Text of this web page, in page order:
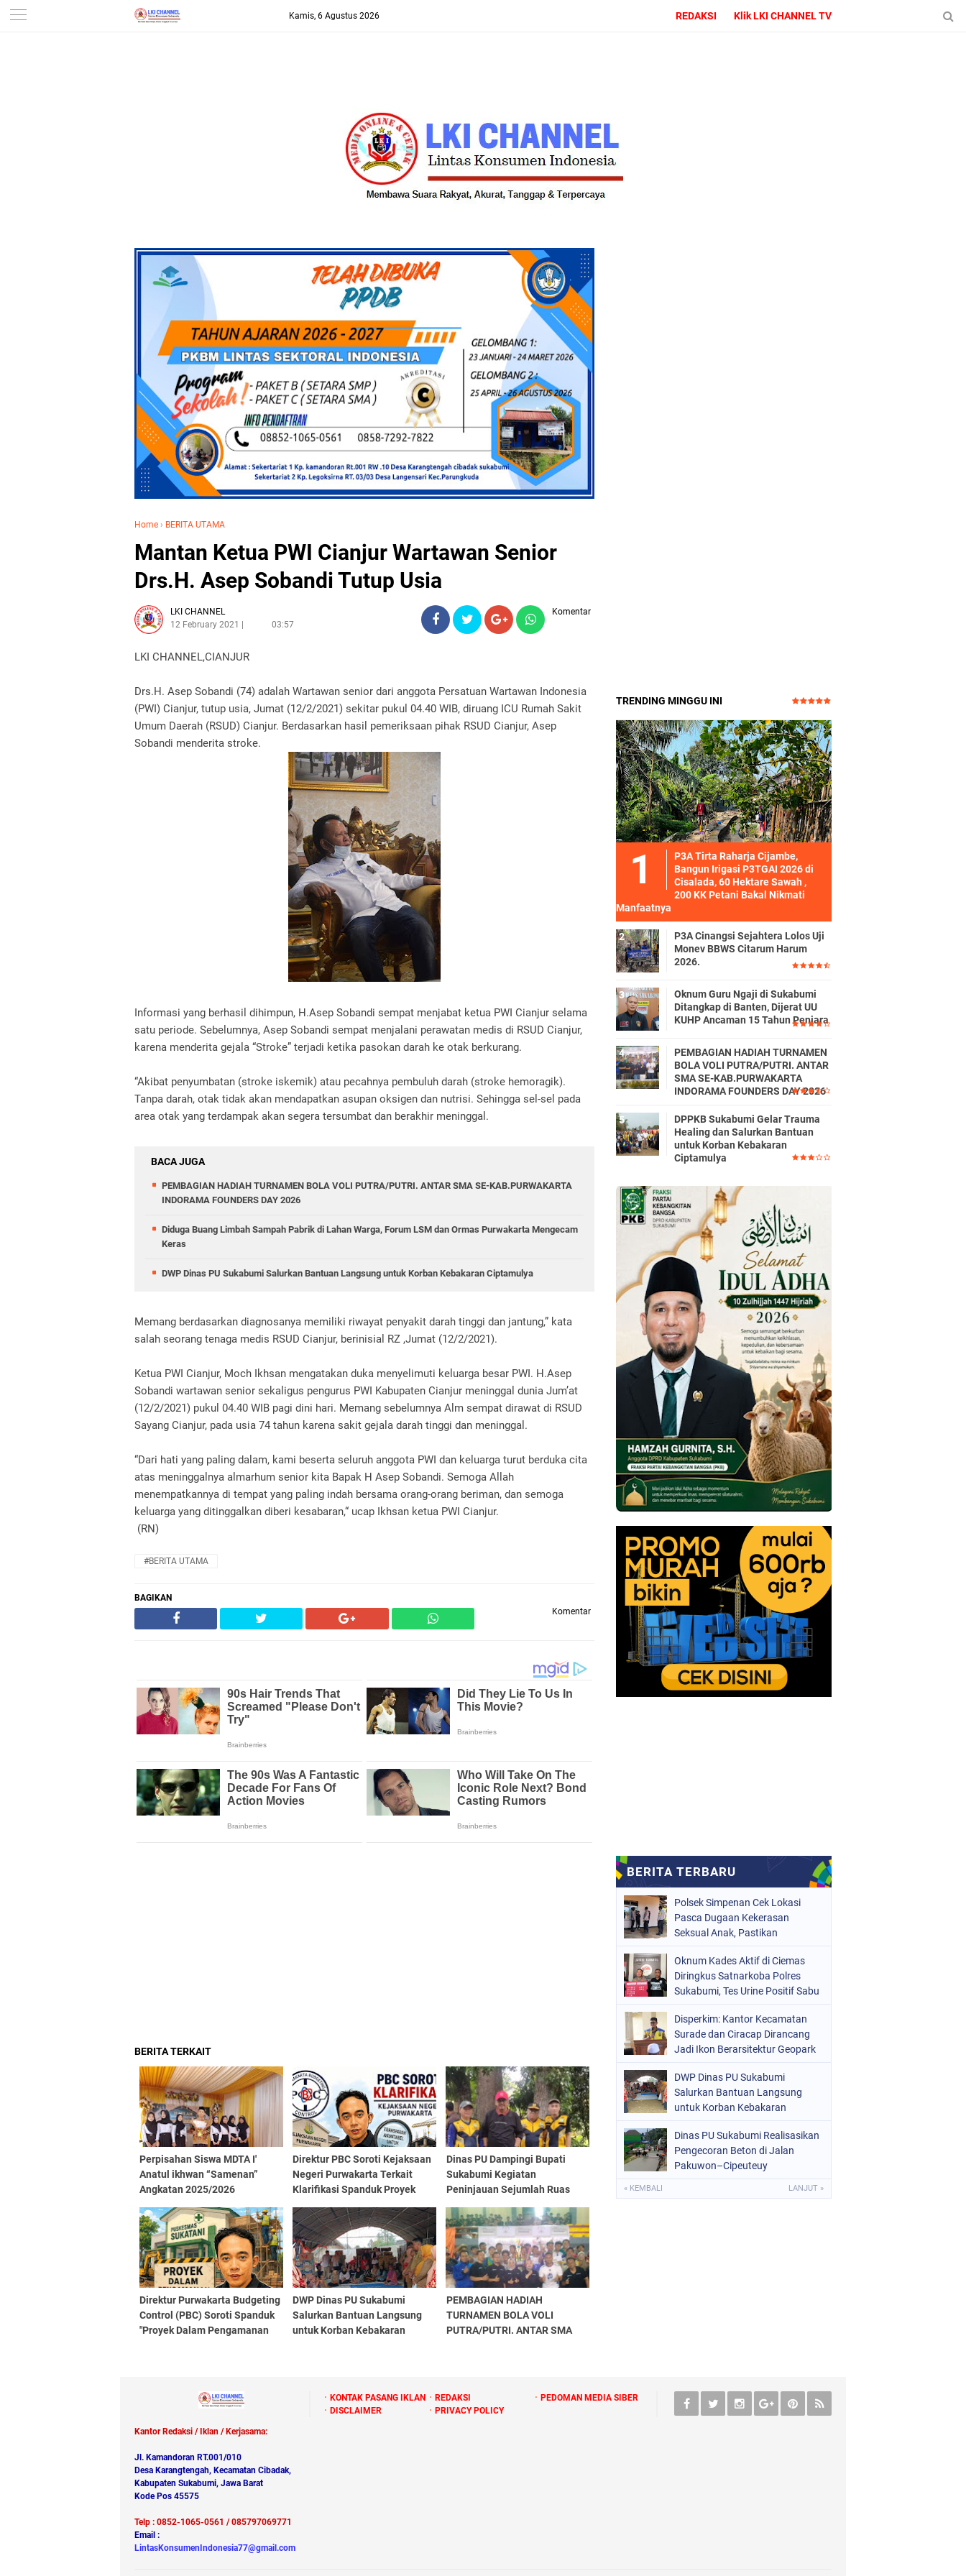
-->
Kamis, 6 Agustus 2026 REDAKSI Klik LKI CHANNEL TV
Home › BERITA UTAMA
Mantan Ketua PWI Cianjur Wartawan Senior
Drs.H. Asep Sobandi Tutup Usia
LKI CHANNEL
12 February 2021
03:57
Komentar
LKI CHANNEL,CIANJUR
Drs.H. Asep Sobandi (74) adalah Wartawan senior dari anggota Persatuan Wartawan Indonesia
(PWI) Cianjur, tutup usia, Jumat (12/2/2021) sekitar pukul 04.40 WIB, diruang ICU Rumah Sakit
Umum Daerah (RSUD) Cianjur. Berdasarkan hasil pemeriksaan pihak RSUD Cianjur, Asep
Sobandi menderita stroke.
Informasi yang berhasil dihimpun, H.Asep Sobandi sempat menjabat ketua PWI Cianjur selama
satu periode. Sebelumnya, Asep Sobandi sempat menjalani perawatan medis di RSUD Cianjur,
karena menderita gejala “Stroke” terjadi ketika pasokan darah ke otak berkurang.
“Akibat penyumbatan (stroke iskemik) atau pecahnya pembuluh darah (stroke hemoragik).
Tanpa darah, otak tidak akan mendapatkan asupan oksigen dan nutrisi. Sehingga sel-sel pada
area otak yang terdampak akan segera tersumbat dan berakhir meninggal.
BACA JUGA
PEMBAGIAN HADIAH TURNAMEN BOLA VOLI PUTRA/PUTRI. ANTAR SMA SE-KAB.PURWAKARTA
INDORAMA FOUNDERS DAY 2026
Diduga Buang Limbah Sampah Pabrik di Lahan Warga, Forum LSM dan Ormas Purwakarta Mengecam
Keras
DWP Dinas PU Sukabumi Salurkan Bantuan Langsung untuk Korban Kebakaran Ciptamulya
Memang berdasarkan diagnosanya memiliki riwayat penyakit darah tinggi dan jantung,” kata
salah seorang tenaga medis RSUD Cianjur, berinisial RZ ,Jumat (12/2/2021).
Ketua PWI Cianjur, Moch Ikhsan mengatakan duka menyelimuti keluarga besar PWI. H.Asep
Sobandi wartawan senior sekaligus pengurus PWI Kabupaten Cianjur meninggal dunia Jum’at
(12/2/2021) pukul 04.40 WIB pagi dini hari. Memang sebelumnya Alm sempat dirawat di RSUD
Sayang Cianjur, pada usia 74 tahun karena sakit gejala darah tinggi dan meninggal.
“Dari hati yang paling dalam, kami beserta seluruh anggota PWI dan keluarga turut berduka cita
atas meninggalnya almarhum senior kita Bapak H Asep Sobandi. Semoga Allah
menempatkannya di tempat yang paling indah bersama orang-orang beriman, dan semoga
keluarga yang ditinggalkan diberi kesabaran,“ ucap Ikhsan ketua PWI Cianjur.
(RN)
#BERITA UTAMA
BAGIKAN
Komentar
BERITA TERKAIT
Perpisahan Siswa MDTA I'
Anatul ikhwan “Samenan”
Angkatan 2025/2026
Direktur PBC Soroti Kejaksaan
Negeri Purwakarta Terkait
Klarifikasi Spanduk Proyek
Kejaksaan.
Dinas PU Dampingi Bupati
Sukabumi Kegiatan
Peninjauan Sejumlah Ruas
Sukabumi
Direktur Purwakarta Budgeting
Control (PBC) Soroti Spanduk
"Proyek Dalam Pengamanan
DWP Dinas PU Sukabumi
Salurkan Bantuan Langsung
untuk Korban Kebakaran
PEMBAGIAN HADIAH
TURNAMEN BOLA VOLI
PUTRA/PUTRI. ANTAR SMA
TRENDING MINGGU INI
P3A Tirta Raharja Cijambe,
Bangun Irigasi P3TGAI 2026 di
Cisalada, 60 Hektare Sawah ,
200 KK Petani Bakal Nikmati
Manfaatnya
P3A Cinangsi Sejahtera Lolos Uji
Monev BBWS Citarum Harum
2026.
Oknum Guru Ngaji di Sukabumi
Ditangkap di Banten, Dijerat UU
KUHP Ancaman 15 Tahun Penjara
PEMBAGIAN HADIAH TURNAMEN
BOLA VOLI PUTRA/PUTRI. ANTAR
SMA SE-KAB.PURWAKARTA
INDORAMA FOUNDERS DAY 2026
DPPKB Sukabumi Gelar Trauma
Healing dan Salurkan Bantuan
untuk Korban Kebakaran
Ciptamulya
Polsek Simpenan Cek Lokasi
Pasca Dugaan Kekerasan
Seksual Anak, Pastikan
Oknum Kades Aktif di Ciemas
Diringkus Satnarkoba Polres
Sukabumi, Tes Urine Positif Sabu
Disperkim: Kantor Kecamatan
Surade dan Ciracap Dirancang
Jadi Ikon Berarsitektur Geopark
DWP Dinas PU Sukabumi
Salurkan Bantuan Langsung
untuk Korban Kebakaran
Dinas PU Sukabumi Realisasikan
Pengecoran Beton di Jalan
Pakuwon–Cipeuteuy
« KEMBALI LANJUT »
Kantor Redaksi / Iklan / Kerjasama:
Jl. Kamandoran RT.001/010
Desa Karangtengah, Kecamatan Cibadak,
Kabupaten Sukabumi, Jawa Barat
Kode Pos 45575
Telp : 0852-1065-0561 / 085797069771
Email :
LintasKonsumenIndonesia77@gmail.com
KONTAK PASANG IKLAN REDAKSI
PEDOMAN MEDIA SIBER
DISCLAIMER
PRIVACY POLICY